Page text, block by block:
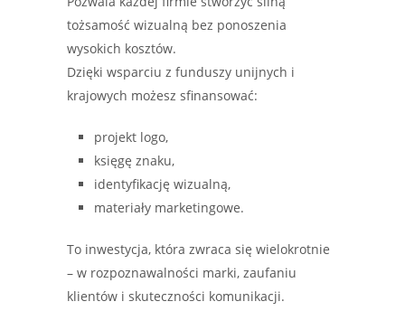
tożsamość wizualną bez ponoszenia
wysokich kosztów.
Dzięki wsparciu z funduszy unijnych i
krajowych możesz sfinansować:
projekt logo,
księgę znaku,
identyfikację wizualną,
materiały marketingowe.
To inwestycja, która zwraca się wielokrotnie
– w rozpoznawalności marki, zaufaniu
klientów i skuteczności komunikacji.